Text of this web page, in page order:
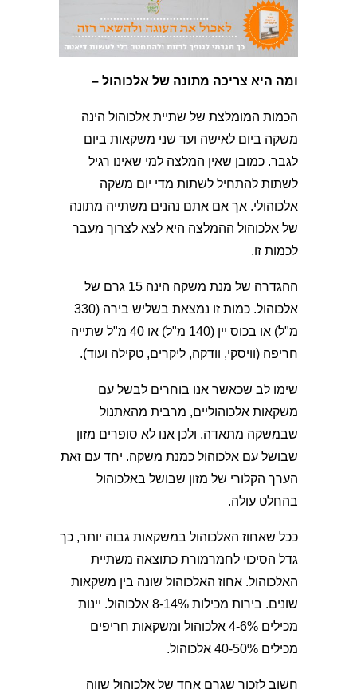
ומה היא צריכה מתונה של אלכוהול –
הכמות המומלצת של שתיית אלכוהול הינה
משקה ביום לאישה ועד שני משקאות ביום
לגבר. כמובן שאין המלצה למי שאינו רגיל
לשתות להתחיל לשתות מדי יום משקה
אלכוהולי. אך אם אתם נהנים משתייה מתונה
של אלכוהול ההמלצה היא לצא לצרוך מעבר
לכמות זו.
ההגדרה של מנת משקה הינה 15 גרם של
אלכוהול. כמות זו נמצאת בשליש בירה (330
מ"ל) או בכוס יין (140 מ"ל) או 40 מ"ל שתייה
חריפה (וויסקי, וודקה, ליקרים, טקילה ועוד).
שימו לב שכאשר אנו בוחרים לבשל עם
משקאות אלכוהוליים, מרבית מהאתנול
שבמשקה מתאדה. ולכן אנו לא סופרים מזון
שבושל עם אלכוהול כמנת משקה. יחד עם זאת
הערך הקלורי של מזון שבושל באלכוהול
בהחלט עולה.
ככל שאחוז האלכוהול במשקאות גבוה יותר, כך
גדל הסיכוי לחמרמורת כתוצאה משתיית
האלכוהול. אחוז האלכוהול שונה בין משקאות
שונים. בירות מכילות 8-14% אלכוהול. יינות
מכילים 4-6% אלכוהול ומשקאות חריפים
מכילים 40-50% אלכוהול.
חשוב לזכור שגרם אחד של אלכוהול שווה